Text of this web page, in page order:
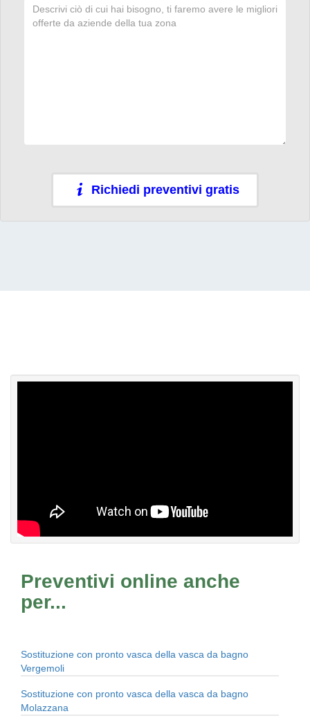
Richiedi preventivi gratis
Preventivi online anche
per...
Sostituzione con pronto vasca della vasca da bagno
Vergemoli
Sostituzione con pronto vasca della vasca da bagno
Molazzana